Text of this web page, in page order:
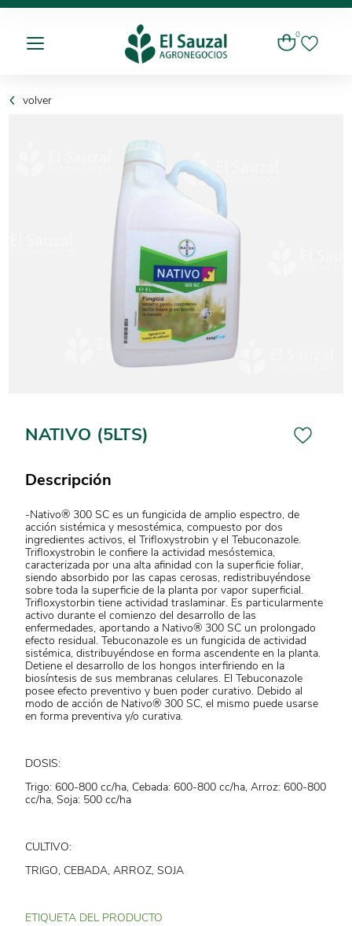
0
volver
NATIVO (5LTS)
Descripción
-Nativo® 300 SC es un fungicida de amplio espectro, de
acción sistémica y mesostémica, compuesto por dos
ingredientes activos, el Trifloxystrobin y el Tebuconazole.
Trifloxystrobin le confiere la actividad mesóstemica,
caracterizada por una alta afinidad con la superficie foliar,
siendo absorbido por las capas cerosas, redistribuyéndose
sobre toda la superficie de la planta por vapor superficial.
Trifloxystorbin tiene actividad traslaminar. Es particularmente
activo durante el comienzo del desarrollo de las
enfermedades, aportando a Nativo® 300 SC un prolongado
efecto residual. Tebuconazole es un fungicida de actividad
sistémica, distribuyéndose en forma ascendente en la planta.
Detiene el desarrollo de los hongos interfiriendo en la
biosíntesis de sus membranas celulares. El Tebuconazole
posee efecto preventivo y buen poder curativo. Debido al
modo de acción de Nativo® 300 SC, el mismo puede usarse
en forma preventiva y/o curativa.
DOSIS:
Trigo: 600-800 cc/ha, Cebada: 600-800 cc/ha, Arroz: 600-800
cc/ha, Soja: 500 cc/ha
CULTIVO:
TRIGO, CEBADA, ARROZ, SOJA
ETIQUETA DEL PRODUCTO